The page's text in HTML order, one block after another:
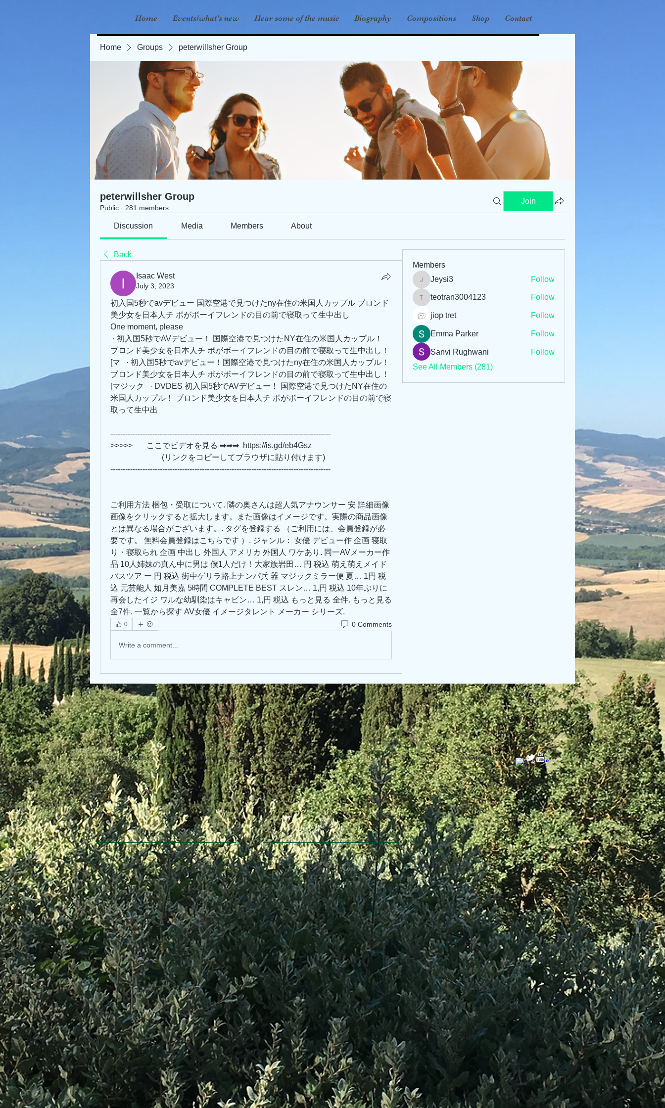
Home Events/what's new Hear some of the music Biography Compositions Shop Contact
Home Groups peterwillsher Group
peterwillsher Group
Public · 281 members
Join
Discussion Media Members About
Back
Isaac West
July 3, 2023
初入国5秒でavデビュー 国際空港で見つけたny在住の米国人カップル ブロンド
美少女を日本人チ ポがボーイフレンドの目の前で寝取って生中出し
One moment, please
· 初入国5秒でAVデビュー！ 国際空港で見つけたNY在住の米国人カップル！
ブロンド美少女を日本人チ ポがボーイフレンドの目の前で寝取って生中出し！
[マ   · 初入国5秒でavデビュー！国際空港で見つけたny在住の米国人カップル！
ブロンド美少女を日本人チ ポがボーイフレンドの目の前で寝取って生中出し！
[マジック   · DVDES 初入国5秒でAVデビュー！ 国際空港で見つけたNY在住の
米国人カップル！ ブロンド美少女を日本人チ ポがボーイフレンドの目の前で寝
取って生中出
-----------------------------------------------------------------------------------------
>>>>>       ここでビデオを見る ➡➡➡  https://is.gd/eb4Gsz
                          (リンクをコピーしてブラウザに貼り付けます)
-----------------------------------------------------------------------------------------
ご利用方法 梱包・受取について. 隣の奥さんは超人気アナウンサー 安 詳細画像
画像をクリックすると拡大します。また画像はイメージです。実際の商品画像
とは異なる場合がございます。. タグを登録する （ご利用には、会員登録が必
要です。 無料会員登録はこちらです ）. ジャンル： 女優 デビュー作 企画 寝取
り・寝取られ 企画 中出し 外国人 アメリカ 外国人 ワケあり. 同一AVメーカー作
品 10人姉妹の真ん中に男は 僕1人だけ！大家族岩田… 円 税込 萌え萌えメイド
バスツア ー 円 税込 街中ゲリラ路上ナンパ兵 器 マジックミラー便 夏… 1円 税
込 元芸能人 如月美嘉 5時間 COMPLETE BEST スレン… 1,円 税込 10年ぶりに
再会したイジ ワルな幼馴染はキャビン… 1,円 税込 もっと見る 全件. もっと見る
全7件. 一覧から探す AV女優 イメージタレント メーカー シリーズ.
0 0 Comments
Write a comment...
Members
Jeysi3
Jeysi3 Follow
teotran3004123
teotran3004123 Follow
jiop tret Follow
Emma Parker Follow
Sanvi Rughwani
Follow
See All Members (281)
© 2013 Willsher Music. No musicians were harmed during the making of this website. Webmaster Login